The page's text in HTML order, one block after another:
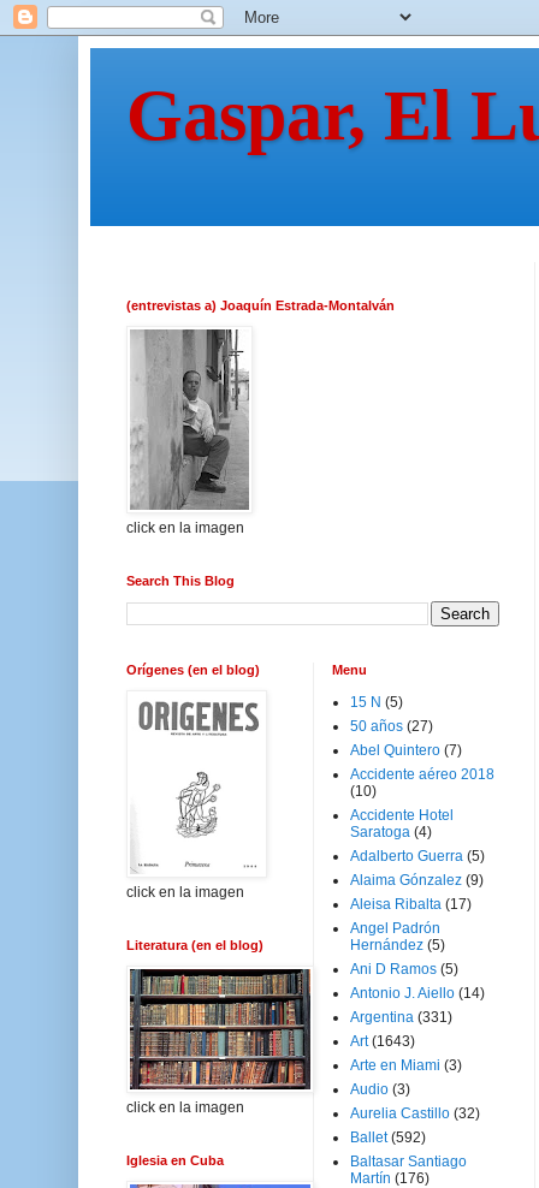
Gaspar, El
(entrevistas a) Joaquín Estrada-Montalván
click en la imagen
Search This Blog
Orígenes (en el blog)
click en la imagen
Literatura (en el blog)
click en la imagen
Iglesia en Cuba
Menu
15 N (5)
50 años (27)
Abel Quintero (7)
Accidente aéreo 2018
(10)
Accidente Hotel
Saratoga (4)
Adalberto Guerra (5)
Alaima Gónzalez (9)
Aleisa Ribalta (17)
Angel Padrón
Hernández (5)
Ani D Ramos (5)
Antonio J. Aiello (14)
Argentina (331)
Art (1643)
Arte en Miami (3)
Audio (3)
Aurelia Castillo (32)
Ballet (592)
Baltasar Santiago
Martín (176)